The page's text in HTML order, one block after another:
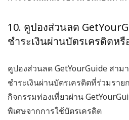
10. คูปองส่วนลด
ชำระเงินผ่านบัตรเครดิตหรื
คูปองส่วนลด GetYourGuide สาม
ชำระเงินผ่านบัตรเครดิตที่ร่วมรา
กิจกรรมท่องเที่ยวผ่าน
พิเศษจากการใช้บัตรเครดิต